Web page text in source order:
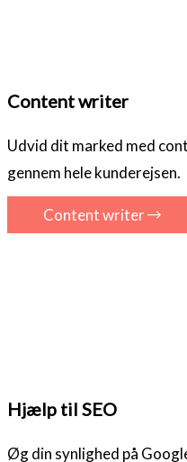
Content writer
Udvid dit marked med
gennem hele kunderejsen.
Content writer
Hjælp til SEO
Øg din synlighed på